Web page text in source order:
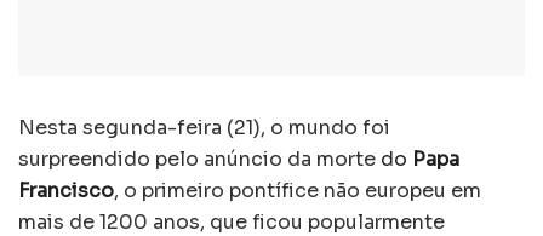
Nesta segunda-feira (21), o mundo foi
surpreendido pelo anúncio da morte do Papa
Francisco, o primeiro pontífice não europeu em
mais de 1200 anos, que ficou popularmente